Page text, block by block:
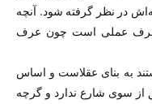
در نظر گرفته شود. آنچه
عرف عملی است چون عرف
به بنای عقلاست و اساس
از سوی شارع ندارد و گرچه